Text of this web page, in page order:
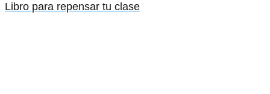
Libro para repensar tu clase